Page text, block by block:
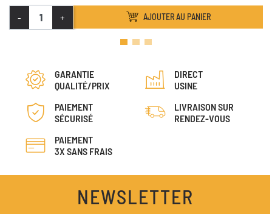
- + AJOUTER AU PANIER
GARANTIE
QUALITÉ/PRIX
DIRECT
USINE
PAIEMENT
SÉCURISÉ
LIVRAISON SUR
RENDEZ-VOUS
PAIEMENT
3X SANS FRAIS
NEWSLETTER